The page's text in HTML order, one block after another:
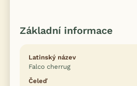
Základní informace
Latinský název
Falco cherrug
Čeleď